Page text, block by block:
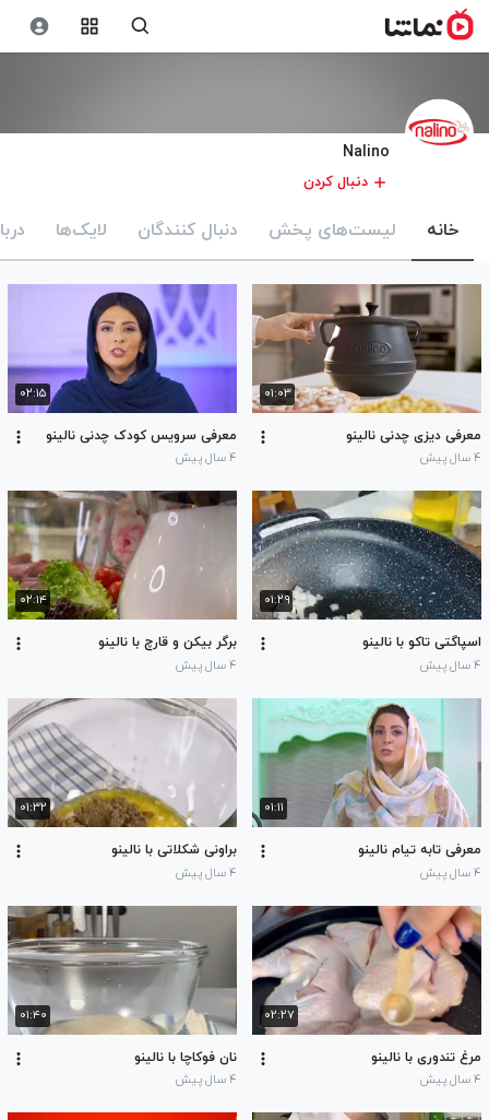
Nalino
دنبال کردن
خانه لیست‌های پخش دنبال کنندگان لایک‌ها
۰۱:۰۳
معرفی دیزی چدنی نالینو
۴ سال پیش
۰۲:۱۵
معرفی سرویس کودک چدنی نالینو
۴ سال پیش
۰۱:۲۹
اسپاگتی تاکو با نالینو
۴ سال پیش
۰۲:۱۴
برگر بیکن و قارچ با نالینو
۴ سال پیش
۰۱:۱۱
معرفی تابه تیام نالینو
۴ سال پیش
۰۱:۳۲
براونی شکلاتی با نالینو
۴ سال پیش
۰۲:۲۷
مرغ تندوری با نالینو
۴ سال پیش
۰۱:۴۰
نان فوکاچا با نالینو
۴ سال پیش